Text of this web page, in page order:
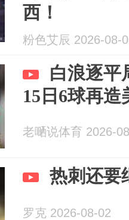
西！
粉色艾辰 2026-08-
白浪逐平
15日6球再造
老嗮说体育 2026-
热刺还要
罗克 2026-08-02